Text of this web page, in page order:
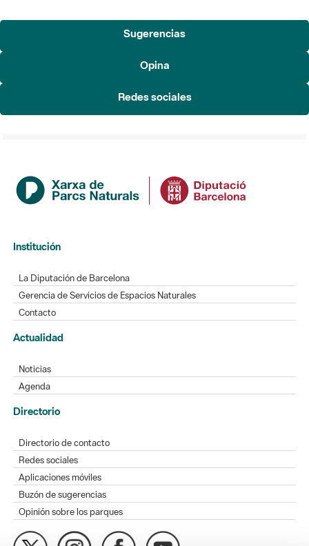
Sugerencias
Opina
Redes sociales
Institución
La Diputación de Barcelona
Gerencia de Servicios de Espacios Naturales
Contacto
Actualidad
Noticias
Agenda
Directorio
Directorio de contacto
Redes sociales
Aplicaciones móviles
Buzón de sugerencias
Opinión sobre los parques